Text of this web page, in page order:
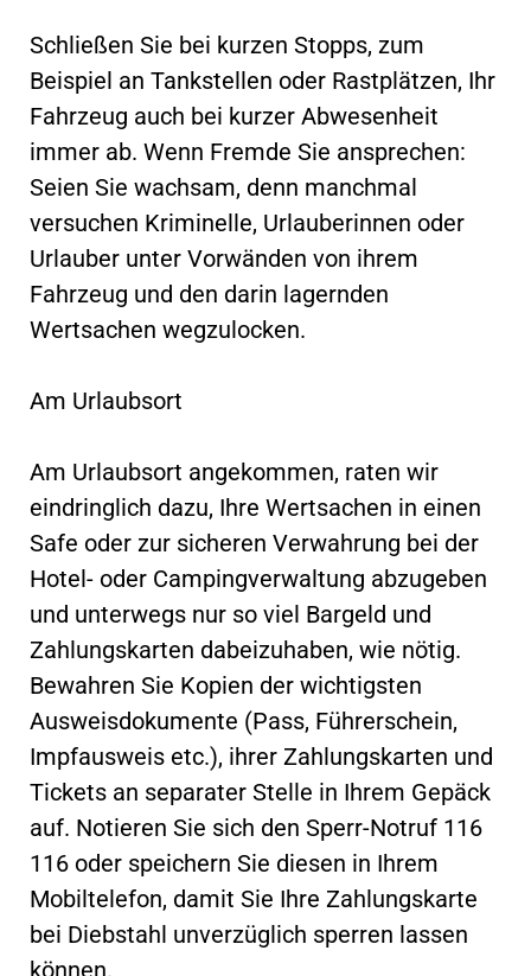
Schließen Sie bei kurzen Stopps, zum
Beispiel an Tankstellen oder Rastplätzen, Ihr
Fahrzeug auch bei kurzer Abwesenheit
immer ab. Wenn Fremde Sie ansprechen:
Seien Sie wachsam, denn manchmal
versuchen Kriminelle, Urlauberinnen oder
Urlauber unter Vorwänden von ihrem
Fahrzeug und den darin lagernden
Wertsachen wegzulocken.
Am Urlaubsort
Am Urlaubsort angekommen, raten wir
eindringlich dazu, Ihre Wertsachen in einen
Safe oder zur sicheren Verwahrung bei der
Hotel- oder Campingverwaltung abzugeben
und unterwegs nur so viel Bargeld und
Zahlungskarten dabeizuhaben, wie nötig.
Bewahren Sie Kopien der wichtigsten
Ausweisdokumente (Pass, Führerschein,
Impfausweis etc.), ihrer Zahlungskarten und
Tickets an separater Stelle in Ihrem Gepäck
auf. Notieren Sie sich den Sperr-Notruf 116
116 oder speichern Sie diesen in Ihrem
Mobiltelefon, damit Sie Ihre Zahlungskarte
bei Diebstahl unverzüglich sperren lassen
können.